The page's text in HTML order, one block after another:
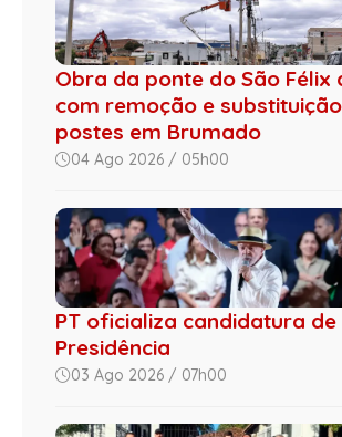
Obra da ponte do São Félix
com remoção e
postes em Brumado
04 Ago 2026 / 05h00
PT oficializa candidatura de
Presidência
03 Ago 2026 / 07h00